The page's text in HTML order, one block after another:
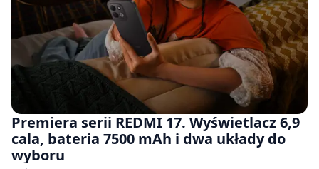
Premiera serii REDMI 17. Wyświetlacz 6,9
cala, bateria 7500 mAh i dwa układy do
wyboru